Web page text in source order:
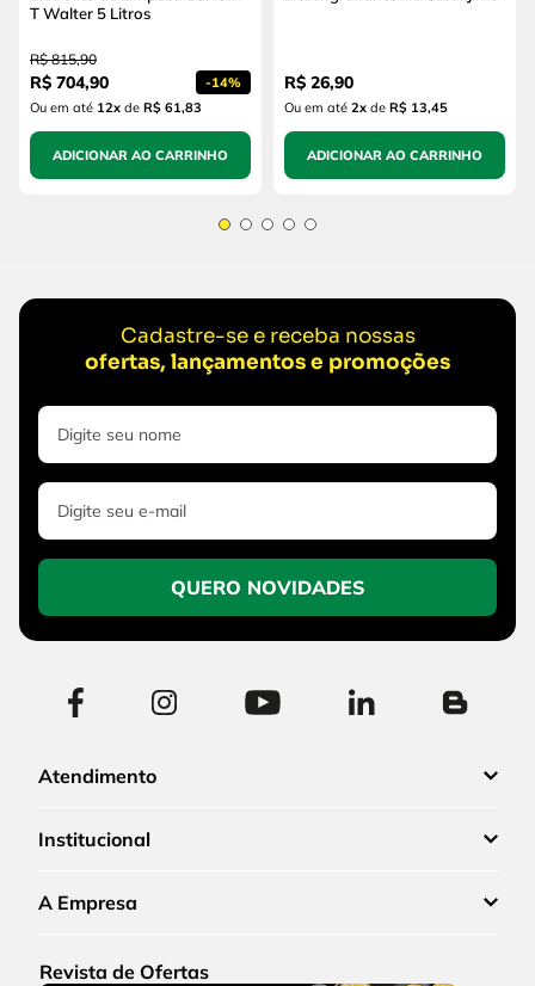
T Walter 5 Litros
R$ 815,90
R$ 704,90 -14%
Ou em até 12x de R$ 61,83
ADICIONAR AO CARRINHO
R$ 26,90
Ou em até 2x de R$ 13,45
ADICIONAR AO CARRINHO
Cadastre-se e receba nossas
ofertas, lançamentos e promoções
QUERO NOVIDADES
Atendimento
Institucional
A Empresa
Revista de Ofertas